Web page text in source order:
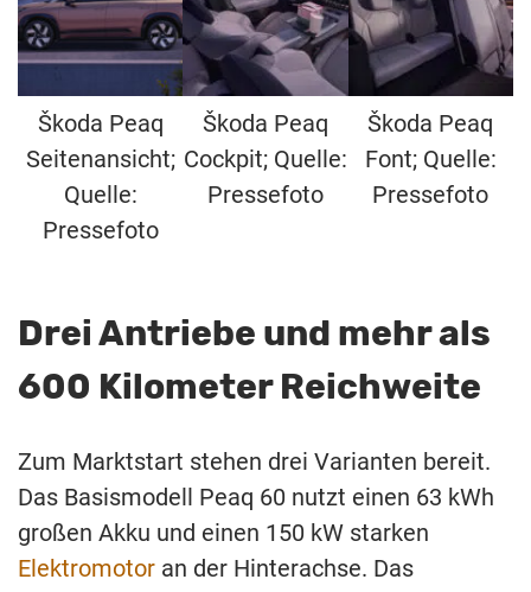
Škoda Peaq
Seitenansicht;
Quelle:
Pressefoto
Škoda Peaq
Cockpit; Quelle:
Pressefoto
Škoda Peaq
Font; Quelle:
Pressefoto
Drei Antriebe und mehr als
600 Kilometer Reichweite
Zum Marktstart stehen drei Varianten bereit.
Das Basismodell Peaq 60 nutzt einen 63 kWh
großen Akku und einen 150 kW starken
Elektromotor an der Hinterachse. Das